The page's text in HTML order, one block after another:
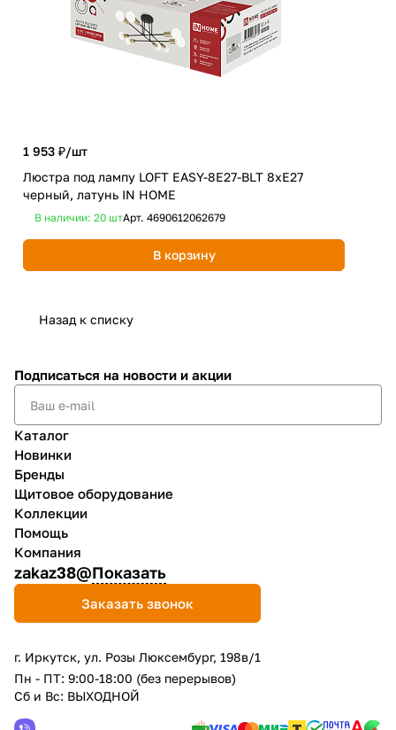
1 953 ₽/шт
Люстра под лампу LOFT EASY-8E27-BLT 8хЕ27
черный, латунь IN HOME
В наличии: 20 штАрт. 4690612062679
В корзину
Назад к списку
Подписаться на новости и акции
Каталог
Новинки
Бренды
Щитовое оборудование
Коллекции
Помощь
Компания
zakaz38@Показать
Заказать звонок
г. Иркутск, ул. Розы Люксембург, 198в/1
Пн - ПТ: 9:00-18:00 (без перерывов)
Сб и Вс: ВЫХОДНОЙ